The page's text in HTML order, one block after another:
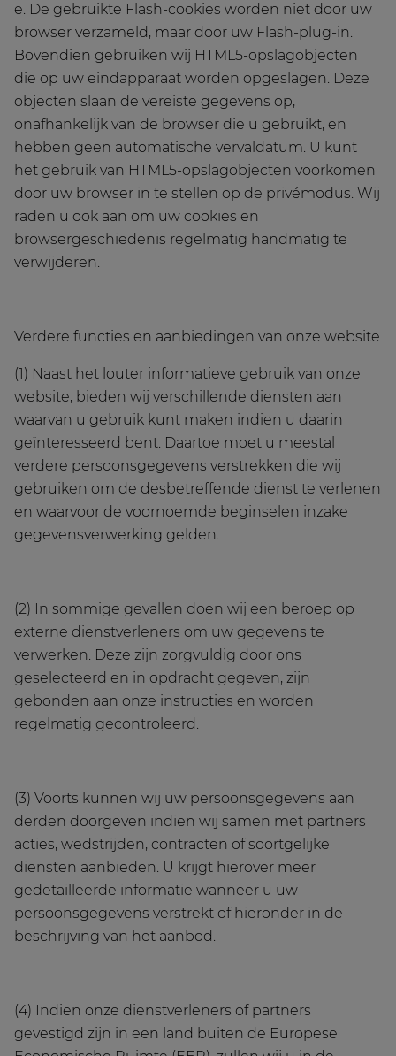
e. De gebruikte Flash-cookies worden niet door uw
browser verzameld, maar door uw Flash-plug-in.
Bovendien gebruiken wij HTML5-opslagobjecten
die op uw eindapparaat worden opgeslagen. Deze
objecten slaan de vereiste gegevens op,
onafhankelijk van de browser die u gebruikt, en
hebben geen automatische vervaldatum. U kunt
het gebruik van HTML5-opslagobjecten voorkomen
door uw browser in te stellen op de privémodus. Wij
raden u ook aan om uw cookies en
browsergeschiedenis regelmatig handmatig te
verwijderen.
Verdere functies en aanbiedingen van onze website
(1) Naast het louter informatieve gebruik van onze
website, bieden wij verschillende diensten aan
waarvan u gebruik kunt maken indien u daarin
geïnteresseerd bent. Daartoe moet u meestal
verdere persoonsgegevens verstrekken die wij
gebruiken om de desbetreffende dienst te verlenen
en waarvoor de voornoemde beginselen inzake
gegevensverwerking gelden.
(2) In sommige gevallen doen wij een beroep op
externe dienstverleners om uw gegevens te
verwerken. Deze zijn zorgvuldig door ons
geselecteerd en in opdracht gegeven, zijn
gebonden aan onze instructies en worden
regelmatig gecontroleerd.
(3) Voorts kunnen wij uw persoonsgegevens aan
derden doorgeven indien wij samen met partners
acties, wedstrijden, contracten of soortgelijke
diensten aanbieden. U krijgt hierover meer
gedetailleerde informatie wanneer u uw
persoonsgegevens verstrekt of hieronder in de
beschrijving van het aanbod.
(4) Indien onze dienstverleners of partners
gevestigd zijn in een land buiten de Europese